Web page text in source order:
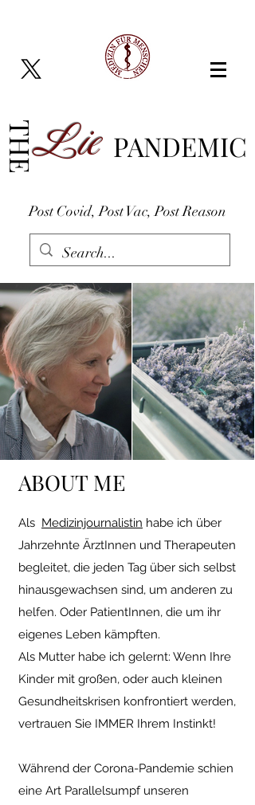
Lie
THE PANDEMIC
Post Covid, Post Vac, Post Reason
ABOUT ME
Als Medizinjournalistin habe ich über
Jahrzehnte ÄrztInnen und Therapeuten
begleitet, die jeden Tag über sich selbst
hinausgewachsen sind, um anderen zu
helfen. Oder PatientInnen, die um ihr
eigenes Leben kämpften.
Als Mutter habe ich gelernt: Wenn Ihre
Kinder mit großen, oder auch kleinen
Gesundheitskrisen konfrontiert werden,
vertrauen Sie IMMER Ihrem Instinkt!
Während der Corona-Pandemie schien
eine Art Parallelsumpf unseren